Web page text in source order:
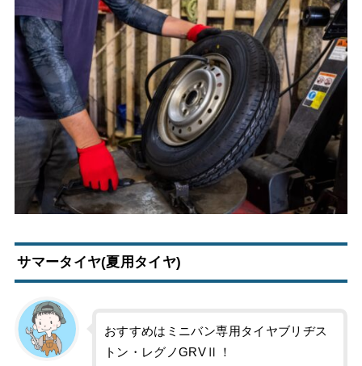
サマータイヤ(夏用タイヤ)
おすすめはミニバン専用タイヤブリヂス
トン・レグノGRVⅡ！